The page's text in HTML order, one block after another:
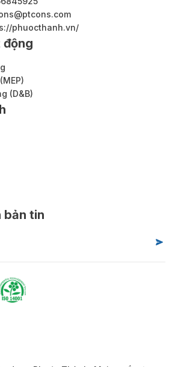
phuocthanh.vn/
động
(D&B)
bản tin